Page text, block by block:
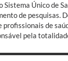
Sistema Único de
de pesquisas.
profissionais de
pela